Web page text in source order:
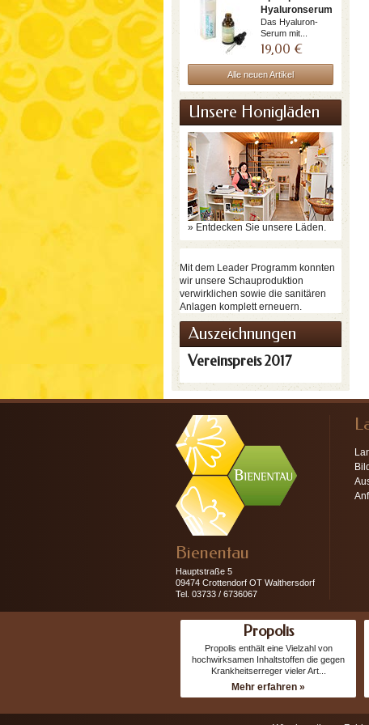
Hyaluronserum
+...
Das Hyaluron-
Serum mit...
19,00 €
Alle neuen Artikel
Unsere Honigläden
» Entdecken Sie unsere Läden.
Mit dem Leader Programm konnten
wir unsere Schauproduktion
verwirklichen sowie die sanitären
Anlagen komplett erneuern.
Auszeichnungen
Vereinspreis 2017
Bienentau
Hauptstraße 5
09474 Crottendorf OT Walthersdorf
Tel. 03733 / 6736067
Propolis
Propolis enthält eine Vielzahl von
hochwirksamen Inhaltstoffen die gegen
Krankheitserreger vieler Art...
Mehr erfahren »